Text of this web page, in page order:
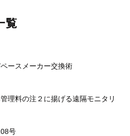
覧
ースメーカー交換術
理料の注２に揚げる遠隔モニタリ
号